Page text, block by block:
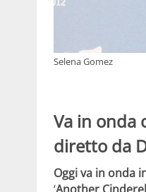
Selena Gomez
Va in onda
diretto da
Oggi va in onda